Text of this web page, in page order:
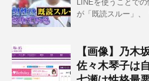
LINEを使うことで
が「既読スルー」、
【画像】乃木
佐々木琴子は